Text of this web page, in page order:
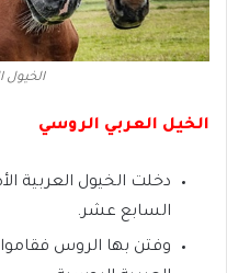
الخيول
الخيل العربي الروسي
دخلت الخيول العربية
السابع عشر.
وفتن بها الروس